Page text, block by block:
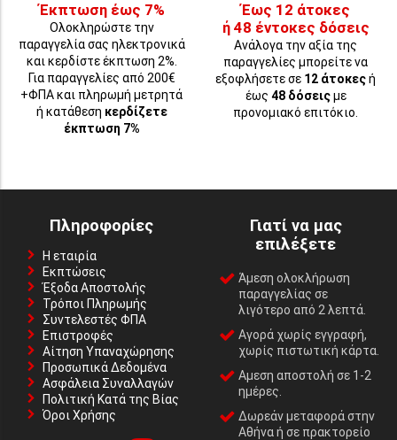
Έκπτωση έως 7%
Ολοκληρώστε την
παραγγελία σας ηλεκτρονικά
και κερδίστε έκπτωση 2%.
Για παραγγελίες από 200€
+ΦΠΑ και πληρωμή μετρητά
ή κατάθεση κερδίζετε
έκπτωση 7%
Έως 12 άτοκες
ή 48 έντοκες δόσεις
Ανάλογα την αξία της
παραγγελίες μπορείτε να
εξοφλήσετε σε 12 άτοκεςή
έως 48 δόσειςμε
προνομιακό επιτόκιο.
Πληροφορίες
Η εταιρία
Εκπτώσεις
Έξοδα Αποστολής
Τρόποι Πληρωμής
Συντελεστές ΦΠΑ
Επιστροφές
Αίτηση Υπαναχώρησης
Προσωπικά Δεδομένα
Ασφάλεια Συναλλαγών
Πολιτική Κατά της Βίας
Όροι Χρήσης
Γιατί να μας
επιλέξετε
Άμεση ολοκλήρωση
παραγγελίας σε
λιγότερο από 2 λεπτά.
Αγορά χωρίς εγγραφή,
χωρίς πιστωτική κάρτα.
Αμεση αποστολή σε 1-2
ημέρες.
Δωρεάν μεταφορά στην
Αθήνα ή σε πρακτορείο